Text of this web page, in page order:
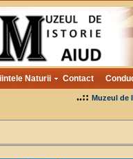
Naturii Contact
..:: Muzeul de